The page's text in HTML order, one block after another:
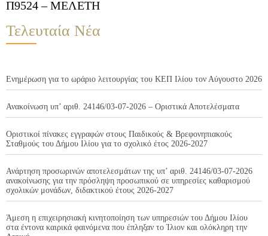
Π9524 – ΜΕΛΕΤΗ
Τελευταία Νέα
Ενημέρωση για το ωράριο λειτουργίας του ΚΕΠ Ιλίου τον Αύγουστο 2026
Ανακοίνωση υπ’ αριθ. 24146/03-07-2026 – Οριστικά Αποτελέσματα
Οριστικοί πίνακες εγγραφών στους Παιδικούς & Βρεφονηπιακούς
Σταθμούς του Δήμου Ιλίου για το σχολικό έτος 2026-2027
Ανάρτηση προσωρινών αποτελεσμάτων της υπ’ αριθ. 24146/03-07-2026
ανακοίνωσης για την πρόσληψη προσωπικού σε υπηρεσίες καθαρισμού
σχολικών μονάδων, διδακτικού έτους 2026-2027
Άμεση η επιχειρησιακή κινητοποίηση των υπηρεσιών του Δήμου Ιλίου
στα έντονα καιρικά φαινόμενα που έπληξαν το Ίλιον και ολόκληρη την